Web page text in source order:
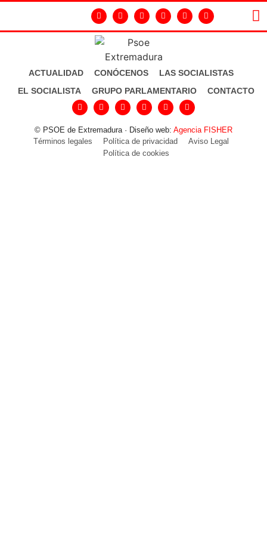
ACTUALIDAD CONÓCENOS
LAS SOCIALISTAS
EL SOCIALISTA
GRUPO PARLAMENTARIO CONTACTO
© PSOE de Extremadura · Diseño web: Agencia FISHER
Términos legales
Política de privacidad
Aviso Legal
Política de cookies